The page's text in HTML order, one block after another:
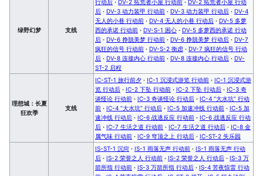
绿野幻梦 支线
行动后 · DV-2 拓荒者小屋 行动前 · DV-2 拓荒者小屋 行动
后 · DV-3 动力装甲 行动前 · DV-3 动力装甲 行动后 · DV-4
无人的小巷 行动前 · DV-4 无人的小巷 行动后 · DV-5 多萝
西的承诺 行动前 · DV-S-1 困心 · DV-5 多萝西的承诺 行动
后 · DV-6 挣脱美梦 行动前 · DV-6 挣脱美梦 行动后 · DV-7
疯狂的信号 行动前 · DV-S-2 衡虑 · DV-7 疯狂的信号 行动
后 · DV-8 连接内心 行动前 · DV-8 连接内心 行动后 · DV-
ST-2 启程
理想城：长夏
狂欢季
支线
IC-ST-1 旅行前夕 · IC-1 沉浸式游览 行动前 · IC-1 沉浸式游
览 行动后 · IC-2 下坠 行动前 · IC-2 下坠 行动后 · IC-3 奇
谈怪论 行动前 · IC-3 奇谈怪论 行动后 · IC-4 “大水坑” 行动
前 · IC-4 “大水坑” 行动后 · IC-5 加速冲线 行动前 · IC-5 加
速冲线 行动后 · IC-6 战逃反应 行动前 · IC-6 战逃反应 行动
后 · IC-7 生活之道 行动前 · IC-7 生活之道 行动后 · IC-8 金
属气味 行动前 · IC-9 穹顶之上 行动后 · IC-ST-2 失乐园
IS-ST-1 沉疴 · IS-1 雨落无声 行动前 · IS-1 雨落无声 行动
后 · IS-2 荣誉之人 行动前 · IS-2 荣誉之人 行动后 · IS-3 万
箭所指 行动前 · IS-3 万箭所指 行动后 · IS-4 苦夜惊雷 行动